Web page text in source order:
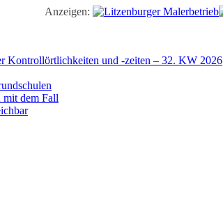
Anzeigen:
Kontrollörtlichkeiten und -zeiten – 32. KW 2026
mit dem Fall